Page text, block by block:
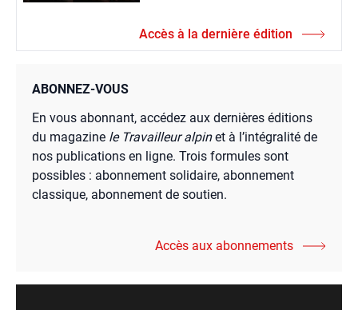
Accès à la dernière édition
ABONNEZ-VOUS
En vous abonnant, accédez aux dernières éditions
du magazine le Travailleur alpinet à l’intégralité de
nos publications en ligne. Trois formules sont
possibles : abonnement solidaire, abonnement
classique, abonnement de soutien.
Accès aux abonnements